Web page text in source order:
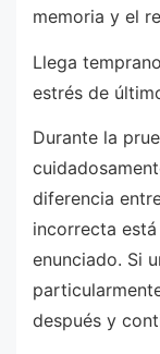
memoria y el
Llega
estrés de
Durante la
diferencia
incorrecta
enunciado. Si
después y